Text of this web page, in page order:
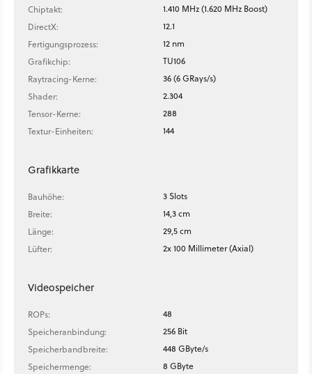
Chiptakt:
1.410 MHz (1.620 MHz Boost)
DirectX:
12.1
Fertigungsprozess:
12 nm
Grafikchip:
TU106
Raytracing-Kerne:
36 (6 GRays/s)
Shader:
2.304
Tensor-Kerne:
288
Textur-Einheiten:
144
Grafikkarte
Bauhöhe:
3 Slots
Breite:
14,3 cm
Länge:
29,5 cm
Lüfter:
2x 100 Millimeter (Axial)
Videospeicher
ROPs:
48
Speicheranbindung:
256 Bit
Speicherbandbreite:
448 GByte/s
Speichermenge:
8 GByte